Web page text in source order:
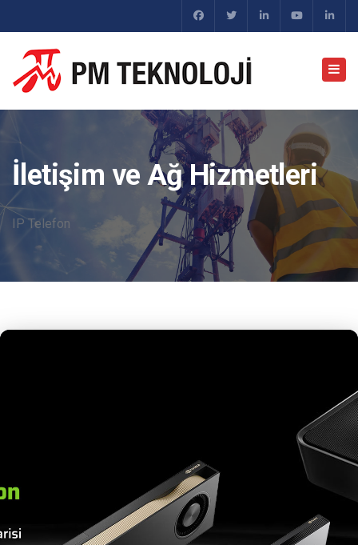
İletişim ve Ağ Hizmetleri
IP Telefon